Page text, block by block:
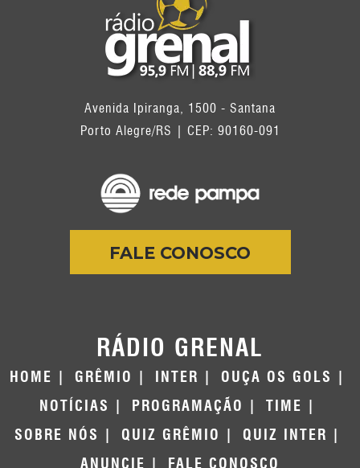
Avenida Ipiranga, 1500 - Santana
Porto Alegre/RS | CEP: 90160-091
FALE CONOSCO
RÁDIO GRENAL
HOME GRÊMIO INTER
OUÇA OS GOLS
NOTÍCIAS
PROGRAMAÇÃO
TIME
SOBRE NÓS
QUIZ GRÊMIO
QUIZ INTER
ANUNCIE
FALE CONOSCO